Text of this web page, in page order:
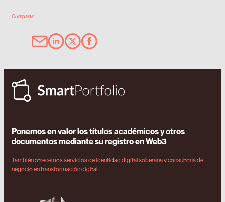
Compartir
Ponemos en valor los títulos académicos y otros
documentos mediante su registro en Web3
También ofrecemos servicios de identidad digital soberana y consultoría de
negocio en transformación digital